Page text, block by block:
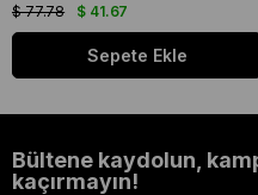
$ 41.67
$ 77.78
Sepete Ekle
Bültene kaydolun,
kaçırmayın!